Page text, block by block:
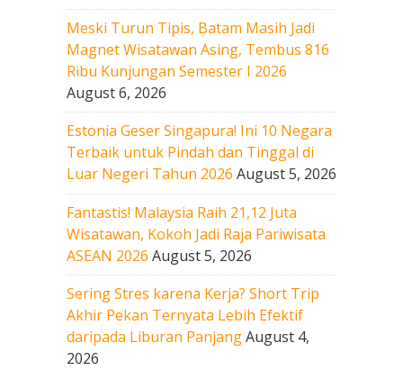
Meski Turun Tipis, Batam Masih Jadi
Magnet Wisatawan Asing, Tembus 816
Ribu Kunjungan Semester I 2026
August 6, 2026
Estonia Geser Singapura! Ini 10 Negara
Terbaik untuk Pindah dan Tinggal di
Luar Negeri Tahun 2026 August 5, 2026
Fantastis! Malaysia Raih 21,12 Juta
Wisatawan, Kokoh Jadi Raja Pariwisata
ASEAN 2026 August 5, 2026
Sering Stres karena Kerja? Short Trip
Akhir Pekan Ternyata Lebih Efektif
daripada Liburan PanjangAugust 4,
2026